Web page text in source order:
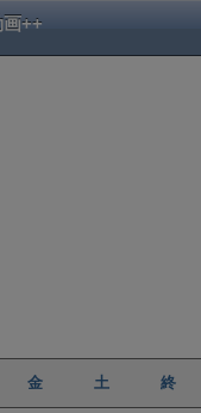
++
金 土 終